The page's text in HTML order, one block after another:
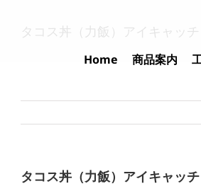
Home 商品案内
タコス丼（力飯）アイキャッチ
タコス丼（力飯）アイキャッチ